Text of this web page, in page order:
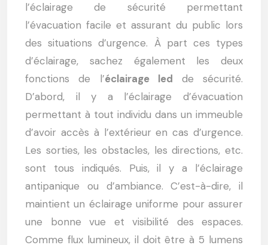
l’éclairage de sécurité permettant
l’évacuation facile et assurant du public lors
des situations d’urgence. À part ces types
d’éclairage, sachez également les deux
fonctions de l’éclairage led de sécurité.
D’abord, il y a l’éclairage d’évacuation
permettant à tout individu dans un immeuble
d’avoir accès à l’extérieur en cas d’urgence.
Les sorties, les obstacles, les directions, etc.
sont tous indiqués. Puis, il y a l’éclairage
antipanique ou d’ambiance. C’est-à-dire, il
maintient un éclairage uniforme pour assurer
une bonne vue et visibilité des espaces.
Comme flux lumineux, il doit être à 5 lumens